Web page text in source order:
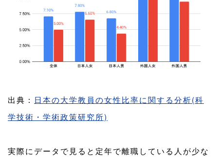
出典： 日本の大学教員の女性比率に関する分析(科
学技術・学術政策研究所)
実際にデータで見ると定年で離職している人が少な